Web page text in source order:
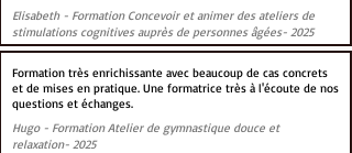
Elisabeth - Formation Concevoir et animer des ateliers de
stimulations cognitives auprès de personnes âgées- 2025
Formation très enrichissante avec beaucoup de cas concrets
et de mises en pratique. Une formatrice très à l'écoute de nos
questions et échanges.
Hugo - Formation Atelier de gymnastique douce et
relaxation- 2025